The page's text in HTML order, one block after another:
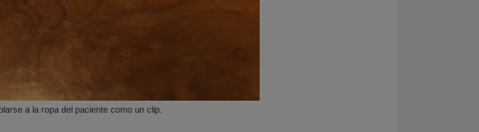
a la ropa del paciente como un clip.